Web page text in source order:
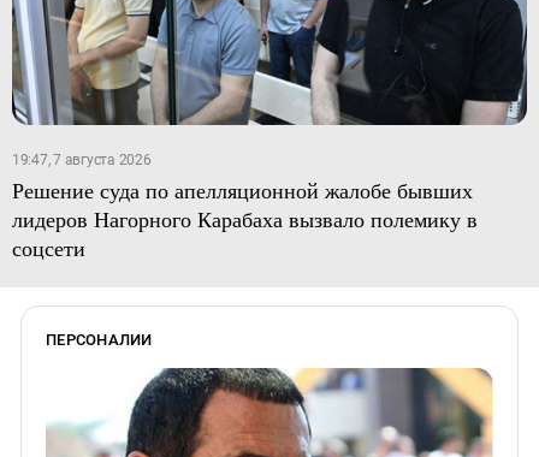
19:47, 7 августа 2026
Решение суда по апелляционной жалобе бывших
лидеров Нагорного Карабаха вызвало полемику в
соцсети
ПЕРСОНАЛИИ